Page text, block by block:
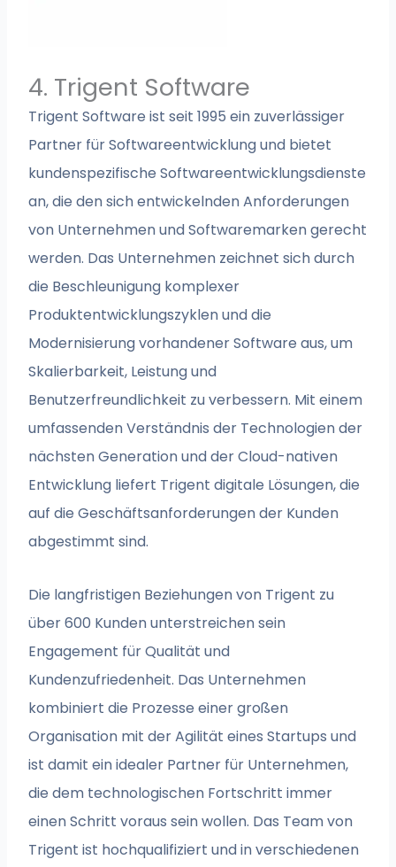
4. Trigent Software
Trigent Software ist seit 1995 ein zuverlässiger
Partner für Softwareentwicklung und bietet
kundenspezifische Softwareentwicklungsdienste
an, die den sich entwickelnden Anforderungen
von Unternehmen und Softwaremarken gerecht
werden. Das Unternehmen zeichnet sich durch
die Beschleunigung komplexer
Produktentwicklungszyklen und die
Modernisierung vorhandener Software aus, um
Skalierbarkeit, Leistung und
Benutzerfreundlichkeit zu verbessern. Mit einem
umfassenden Verständnis der Technologien der
nächsten Generation und der Cloud-nativen
Entwicklung liefert Trigent digitale Lösungen, die
auf die Geschäftsanforderungen der Kunden
abgestimmt sind.
Die langfristigen Beziehungen von Trigent zu
über 600 Kunden unterstreichen sein
Engagement für Qualität und
Kundenzufriedenheit. Das Unternehmen
kombiniert die Prozesse einer großen
Organisation mit der Agilität eines Startups und
ist damit ein idealer Partner für Unternehmen,
die dem technologischen Fortschritt immer
einen Schritt voraus sein wollen. Das Team von
Trigent ist hochqualifiziert und in verschiedenen